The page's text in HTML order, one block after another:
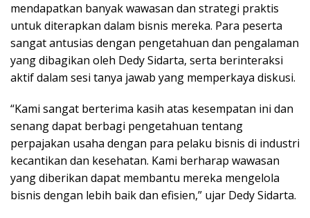
mendapatkan banyak wawasan dan strategi praktis
untuk diterapkan dalam bisnis mereka. Para peserta
sangat antusias dengan pengetahuan dan pengalaman
yang dibagikan oleh Dedy Sidarta, serta berinteraksi
aktif dalam sesi tanya jawab yang memperkaya diskusi.
“Kami sangat berterima kasih atas kesempatan ini dan
senang dapat berbagi pengetahuan tentang
perpajakan usaha dengan para pelaku bisnis di industri
kecantikan dan kesehatan. Kami berharap wawasan
yang diberikan dapat membantu mereka mengelola
bisnis dengan lebih baik dan efisien,” ujar Dedy Sidarta.